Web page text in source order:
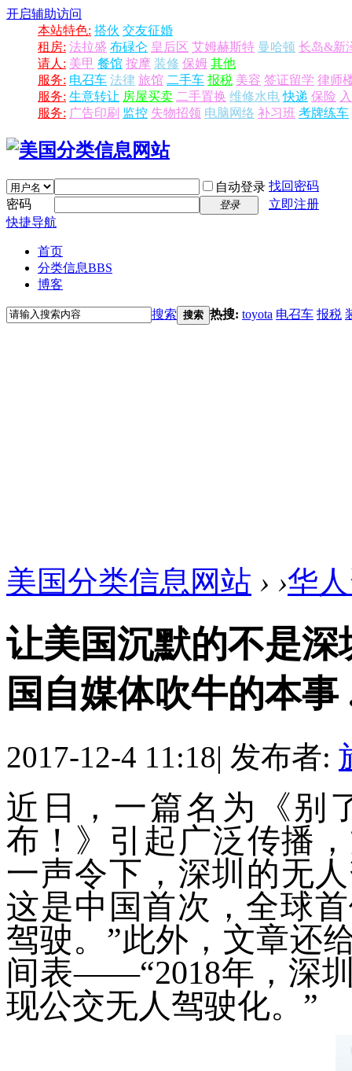
开启辅助访问
本站特色: 搭伙 交友征婚
租房: 法拉盛 布碌仑 皇后区 艾姆赫斯特 曼哈顿 长岛&新
请人: 美甲 餐馆 按摩 装修 保姆 其他
服务: 电召车 法律 旅馆 二手车 报税 美容 签证留学 律师
服务: 生意转让 房屋买卖 二手置换 维修水电 快递 保险
服务: 广告印刷 监控 失物招领 电脑网络 补习班 考牌练车
自动登录 找回密码
密码
登录
立即注册
快捷导航
首页
分类信息BBS
博客
搜索 搜索 热搜: toyota 电召车 报税
美国分类信息网站 › ›华
让美国沉默的不是
国自媒体吹牛的本事
2017-12-4 11:18| 发布者:
近日，一篇名为《别
布！》引起广泛传播
一声令下，深圳的无
这是中国首次，全球
驾驶。”此外，文章还
间表——“2018年，深
现公交无人驾驶化。”